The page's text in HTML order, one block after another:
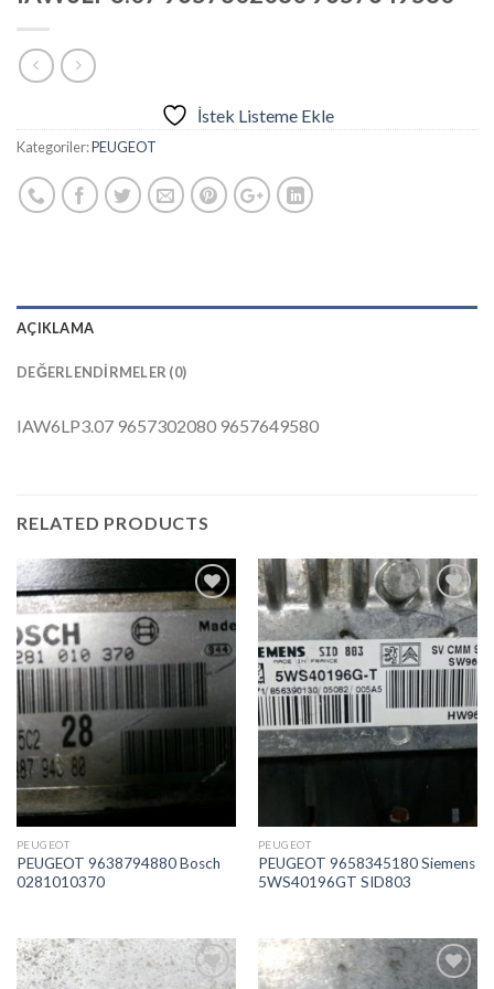
İstek Listeme Ekle
Kategoriler:PEUGEOT
AÇIKLAMA
DEĞERLENDIRMELER (0)
IAW6LP3.07 9657302080 9657649580
RELATED PRODUCTS
İstek
Listeme
PEUGEOT
PEUGEOT 9638794880 Bosch
0281010370
İstek
Listeme
Ekle
PEUGEOT
PEUGEOT 9658345180 Siemens
5WS40196GT SID803